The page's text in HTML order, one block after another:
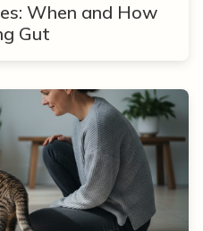
When and How
Gut